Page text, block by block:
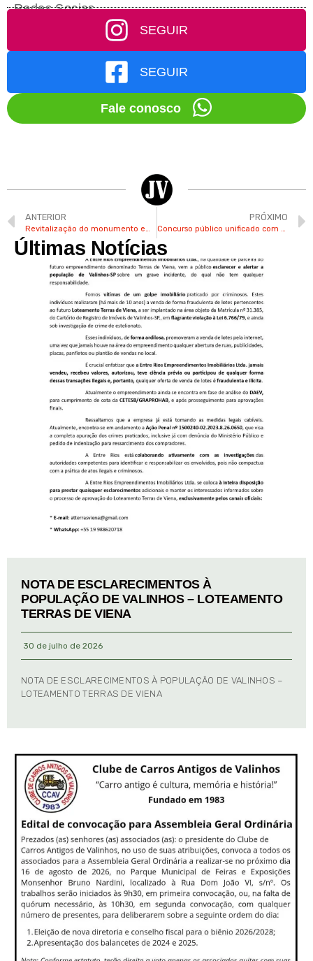
Redes Socias
SEGUIR
SEGUIR
Fale conosco
ANTERIOR PRÓXIMO
Últimas Notícias
NOTA DE ESCLARECIMENTOS À
POPULAÇÃO DE VALINHOS – LOTEAMENTO
TERRAS DE VIENA
30 de julho de 2026
NOTA DE ESCLARECIMENTOS À POPULAÇÃO DE VALINHOS –
LOTEAMENTO TERRAS DE VIENA